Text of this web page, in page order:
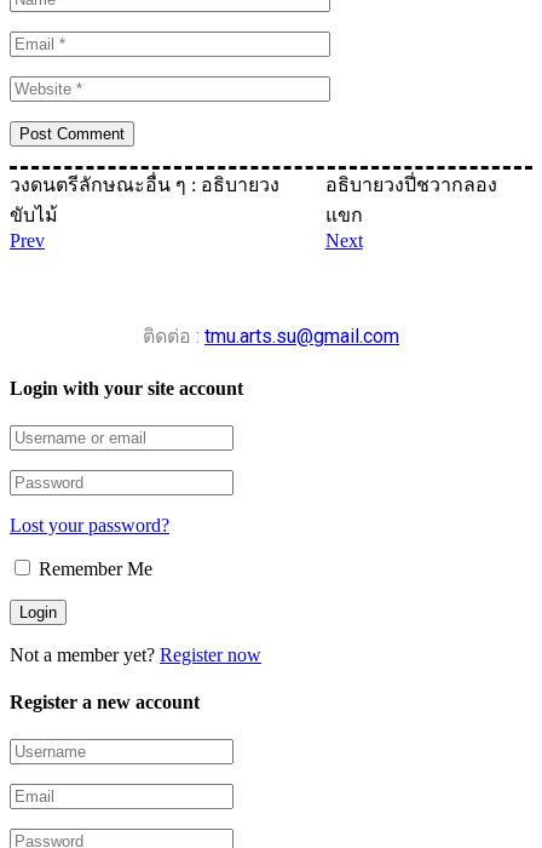
วงดนตรีลักษณะอื่น ๆ : อธิบายวง
ขับไม้
Prev
อธิบายวงปี่ชวากลอง
แขก
Next
ติดต่อ : tmu.arts.su@gmail.com
Login with your site account
Lost your password?
Remember Me
Not a member yet? Register now
Register a new account